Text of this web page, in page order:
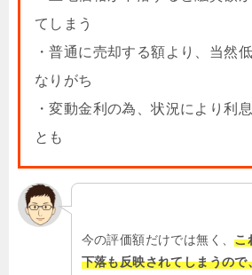
てしまう
・普通に売却する額より、当然
なりがち
・変動金利の為、状況により利
とも
今の評価額だけでは無く、こ
下落も反映されてしまうの